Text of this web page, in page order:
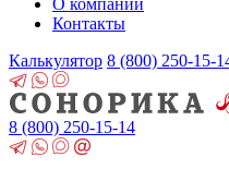
О компании
Контакты
Калькулятор 8 (800) 250-15-
8 (800) 250-15-14